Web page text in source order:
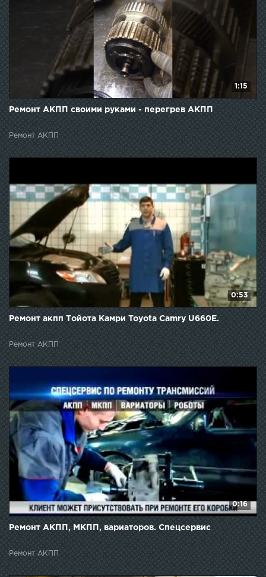
1:15
Ремонт АКПП своими руками - перегрев АКПП
Ремонт АКПП
0:53
Ремонт акпп Тойота Камри Toyota Camry U660E.
Ремонт АКПП
0:16
Ремонт АКПП, МКПП, вариаторов. Спецсервис
Ремонт АКПП